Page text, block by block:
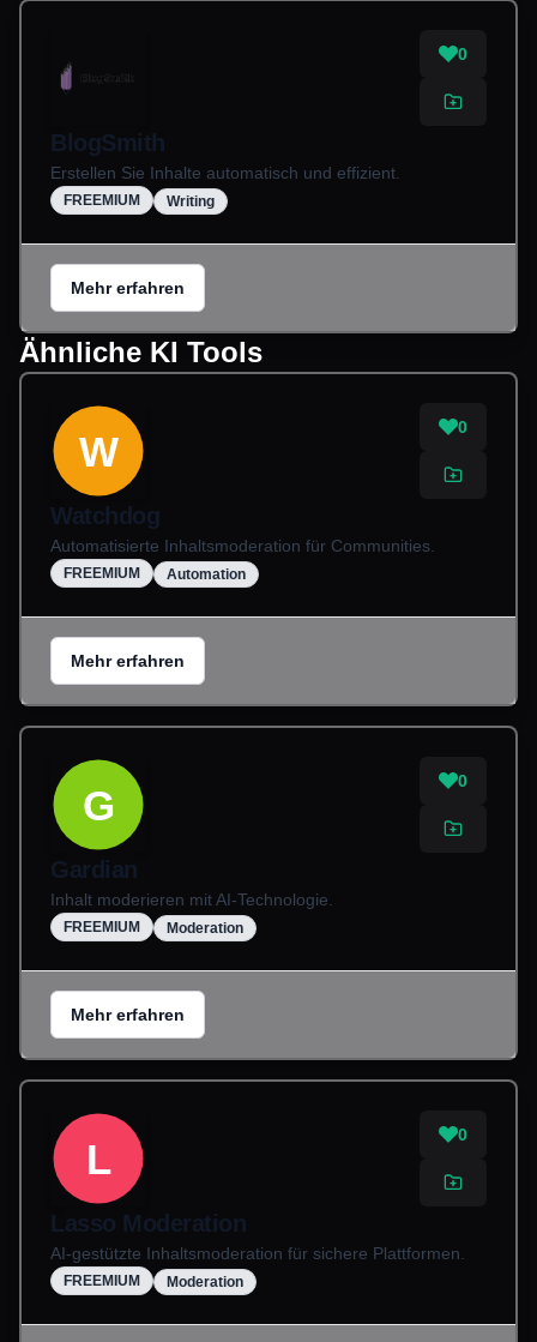
0
BlogSmith
Erstellen Sie Inhalte automatisch und effizient.
FREEMIUM Writing
Mehr erfahren
Ähnliche KI Tools
W
0
Watchdog
Automatisierte Inhaltsmoderation für Communities.
FREEMIUM Automation
Mehr erfahren
G
0
Gardian
Inhalt moderieren mit AI-Technologie.
FREEMIUM Moderation
Mehr erfahren
L
0
Lasso Moderation
AI-gestützte Inhaltsmoderation für sichere Plattformen.
FREEMIUM Moderation